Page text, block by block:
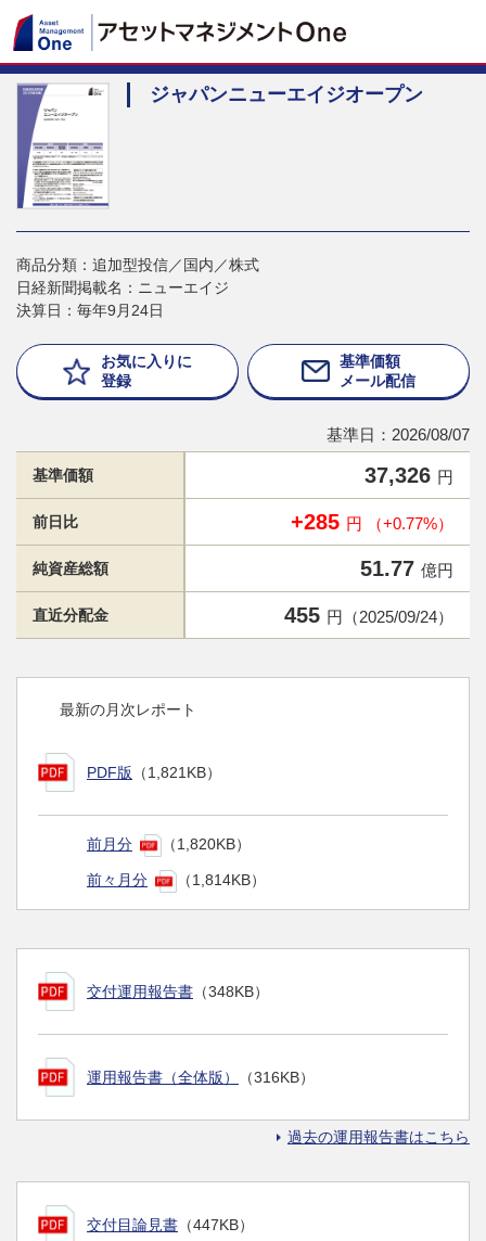
ジャパンニューエイジオープン
商品分類：追加型投信／国内／株式
日経新聞掲載名：ニューエイジ
決算日：毎年9月24日
お気に入りに
登録
基準価額
メール配信
基準日：2026/08/07
基準価額 37,326 円
前日比 +285 円 （+0.77%）
純資産総額 51.77 億円
直近分配金 455 円（2025/09/24）
最新の月次レポート
PDF版 （1,821KB）
前月分 （1,820KB）
前々月分 （1,814KB）
交付運用報告書 （348KB）
運用報告書（全体版） （316KB）
過去の運用報告書はこちら
交付目論見書 （447KB）